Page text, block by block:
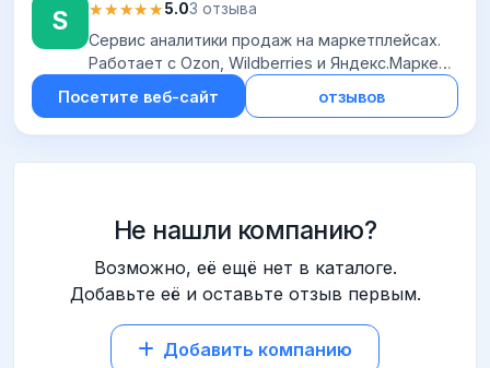
S ★★★★★
★★★★★5.03 отзыва
Сервис аналитики продаж на маркетплейсах.
Работает с Ozon, Wildberries и Яндекс.Маркет.
С его помощью можно отследить продажи
собственных товаров и конкурентов, найти
пер...
Посетите веб-сайт отзывов
Не нашли компанию?
Возможно, её ещё нет в каталоге.
Добавьте её и оставьте отзыв первым.
Добавить компанию